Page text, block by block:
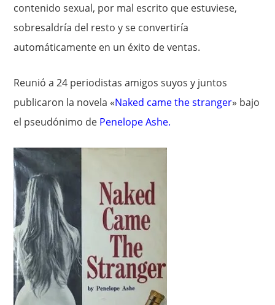
contenido sexual, por mal escrito que estuviese,
sobresaldría del resto y se convertiría
automáticamente en un éxito de ventas.
Reunió a 24 periodistas amigos suyos y juntos
publicaron la novela «Naked came the stranger» bajo
el pseudónimo de Penelope Ashe.